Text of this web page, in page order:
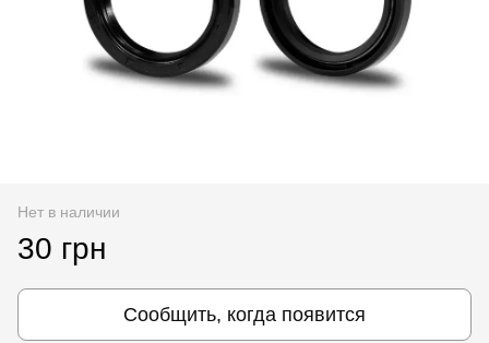
Нет в наличии
30 грн
Сообщить, когда появится